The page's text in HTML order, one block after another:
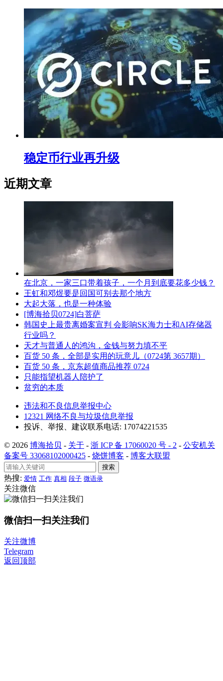
稳定币行业再升级
近期文章
在北京，一家三口带着孩子，一个月到底要花多少钱？
王虹和邓煜要是回国可别去那个地方
大起大落，也是一种体验
[博海拾贝0724]白菩萨
韩国史上最贵离婚案宣判 会影响SK海力士和AI存储器
行业吗？
天才与普通人的鸿沟，金钱与努力填不平
百货 50 条，全部是实用的玩意儿（0724第 3657期）
百货 50 条，京东超值商品推荐 0724
只能指望机器人陪护了
贫穷的本质
违法和不良信息举报中心
12321 网络不良与垃圾信息举报
投诉、举报、建议联系电话: 17074221535
© 2026 博海拾贝 - 关于 - 浙 ICP 备 17060020 号 - 2 - 公安机关
备案号 33068102000425 - 烧饼博客 - 博客大联盟
搜索
热搜: 爱情 工作 真相 段子 微语录
关注微信
微信扫一扫关注我们
关注微博
Telegram
返回顶部